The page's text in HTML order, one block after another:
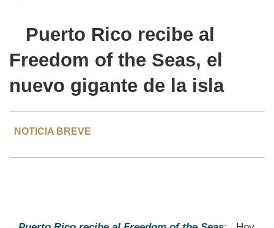
Puerto Rico recibe al
Freedom of the Seas, el
nuevo gigante de la isla
NOTICIA BREVE